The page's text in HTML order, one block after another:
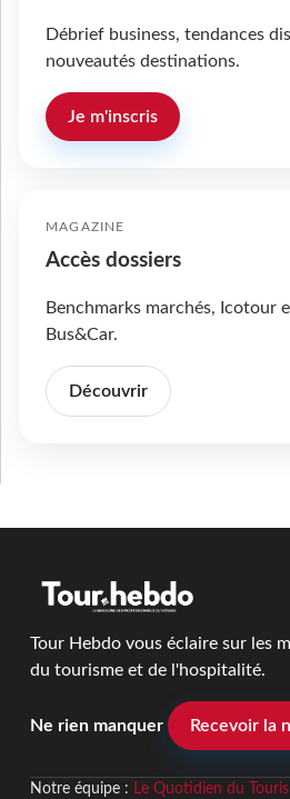
Débrief business, tendances
nouveautés destinations.
Je m'inscris
MAGAZINE
Accès dossiers
Benchmarks marchés, Icotour
Bus&Car.
Découvrir
Tour Hebdo vous éclaire sur les
du tourisme et de l'hospitalité.
Ne rien manquer Recevoir la
Notre équipe : Le Quotidien du